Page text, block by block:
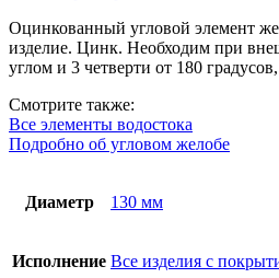
Оцинкованный угловой элемент
изделие. Цинк. Необходим при
углом и 3 четверти от 180
Смотрите также:
Все элементы водостока
Подробно об угловом желобе
Диаметр 130 мм
Исполнение Все изделия с